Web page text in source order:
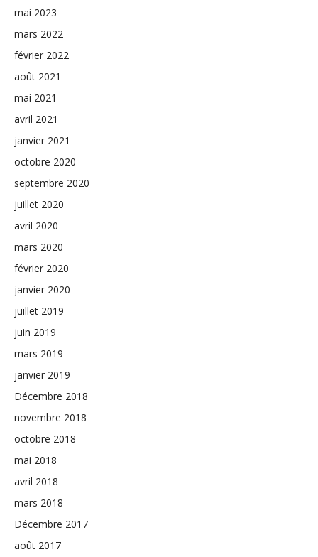
mai 2023
mars 2022
février 2022
août 2021
mai 2021
avril 2021
janvier 2021
octobre 2020
septembre 2020
juillet 2020
avril 2020
mars 2020
février 2020
janvier 2020
juillet 2019
juin 2019
mars 2019
janvier 2019
Décembre 2018
novembre 2018
octobre 2018
mai 2018
avril 2018
mars 2018
Décembre 2017
août 2017